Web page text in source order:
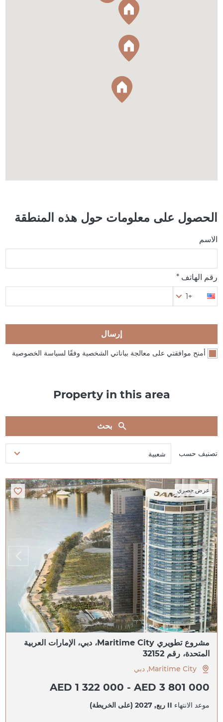
الحصول على معلومات حول هذه المنطقة
الاسم
رقم الهاتف *
+1
إرسال
أمنح موافقتي على معالجة بياناتي الشخصية وفقًا لسياسة الخصوصية
Property in this area
بحث
تصنيف حسب شعبية
عرض حصري
مشروع تطويري Maritime City، دبي، الإمارات العربية
المتحدة، رقم 32152
Maritime City, دبي
AED 1 322 000 - AED 3 801 000
موعد الانتهاء II ربع, 2027 (على الخريطة)